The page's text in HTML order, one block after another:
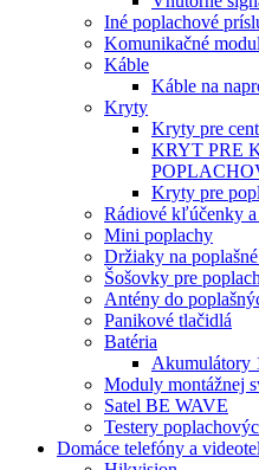
Iné poplachové
Komunikačné
Káble
Káble na
Kryty
Kryty pre
KRYT PRE
Kryty pre
Rádiové kľúčenky a
Mini poplachy
Držiaky na
Šošovky pre
Antény do
Panikové tlačidlá
Batéria
Akumulátory
Moduly montážnej
Satel BE WAVE
Testery
Domáce telefóny a